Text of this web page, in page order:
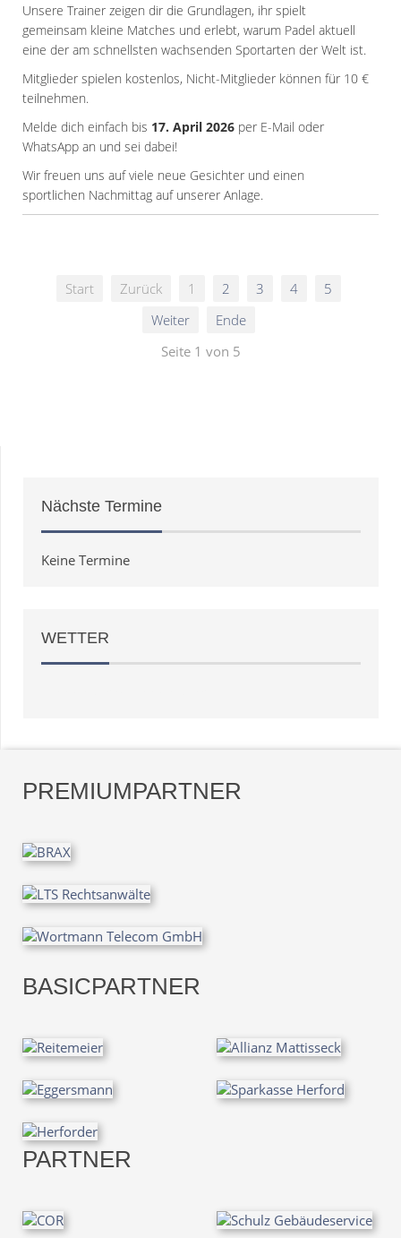
Unsere Trainer zeigen dir die Grundlagen, ihr spielt
gemeinsam kleine Matches und erlebt, warum Padel aktuell
eine der am schnellsten wachsenden Sportarten der Welt ist.
Mitglieder spielen kostenlos, Nicht-Mitglieder können für 10 €
teilnehmen.
Melde dich einfach bis 17. April 2026 per E-Mail oder
WhatsApp an und sei dabei!
Wir freuen uns auf viele neue Gesichter und einen
sportlichen Nachmittag auf unserer Anlage.
Start Zurück 1 2 3 4
5
Weiter
Ende
Seite 1 von 5
Nächste Termine
Keine Termine
WETTER
PREMIUMPARTNER
BASICPARTNER
PARTNER